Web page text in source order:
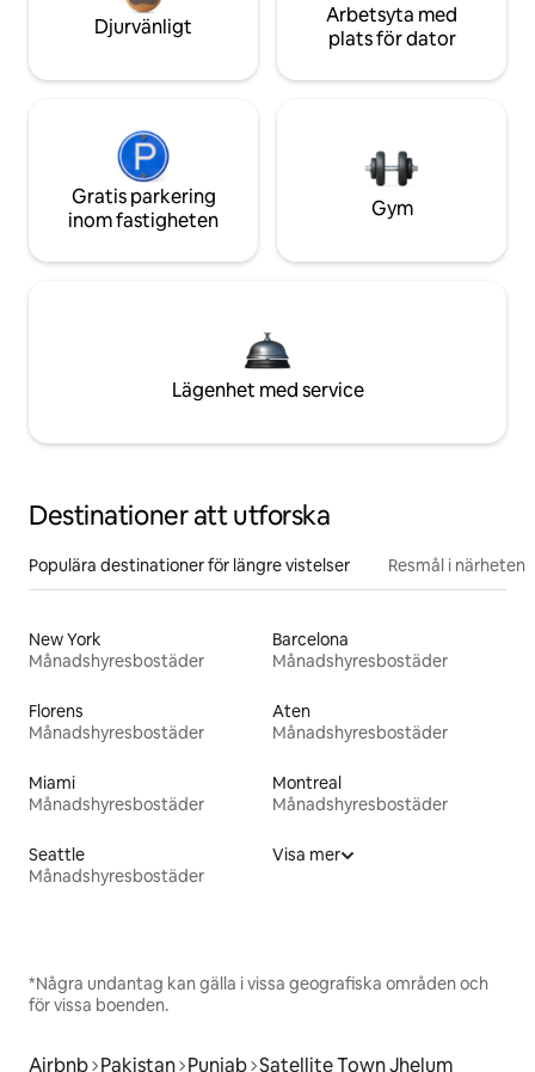
Djurvänligt
Arbetsyta med
plats för dator
Gratis parkering
inom fastigheten
Gym
Lägenhet med service
Destinationer att utforska
Populära destinationer för längre vistelser Resmål i närheten
New York
Månadshyresbostäder
Barcelona
Månadshyresbostäder
Florens
Månadshyresbostäder
Aten
Månadshyresbostäder
Miami
Månadshyresbostäder
Montreal
Månadshyresbostäder
Seattle
Månadshyresbostäder
Visa mer
*Några undantag kan gälla i vissa geografiska områden och
för vissa boenden.
Airbnb Pakistan Punjab Satellite Town Jhelum